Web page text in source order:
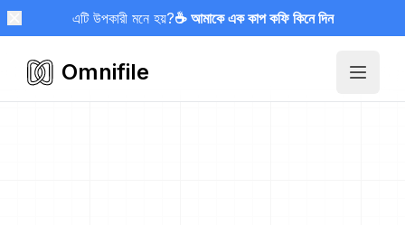
এটি উপকারী মনে হয়?☕ আমাকে এক কাপ কফি কিনে দিন
Omnifile